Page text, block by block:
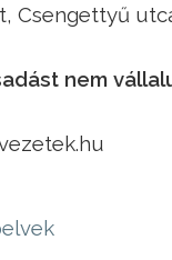
Csengettyű utca
nem